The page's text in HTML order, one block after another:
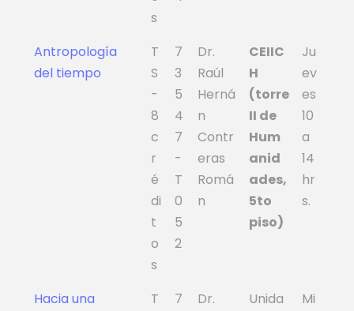
s
Antropología
del tiempo
T
S
-
8
c
r
é
di
t
o
s
7
3
5
4
7
-
T
0
5
2
Dr.
Raúl
Herná
n
Contr
eras
Romá
n
CEIIC
H
(torre
II de
Hum
anid
ades,
5to
piso)
Ju
ev
es
10
a
14
hr
s.
Hacia una T 7 Dr. Unida Mi